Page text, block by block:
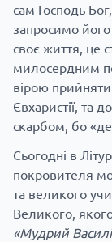
сам Господь
запросимо
своє життя, це
милосердним
вірою прийняти
Євхаристії, та
скарбом, бо
Сьогодні в
покровителя
та великого
Великого,
«Мудрий